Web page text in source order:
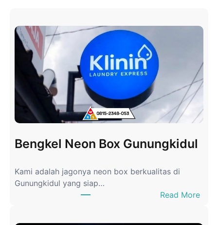
Bengkel Neon Box Gunungkidul
Kami adalah jagonya neon box berkualitas di
Gunungkidul yang siap…
Read More: